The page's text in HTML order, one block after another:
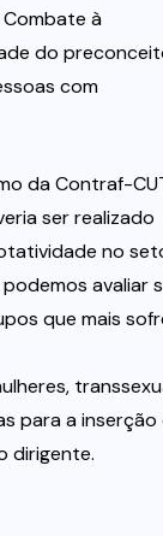
Combate à
do
com
da Contraf-
ser realizado
no
podemos avaliar
que mais
para a inserção
dirigente.